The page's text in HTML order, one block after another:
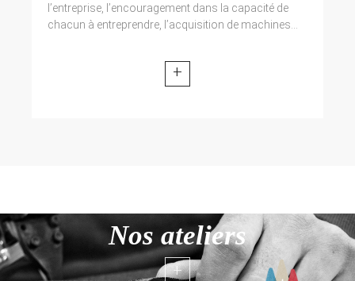
l’entreprise, l’encouragement dans la capacité de
chacun à entreprendre, l’acquisition de machines...
+
Nos ateliers
+